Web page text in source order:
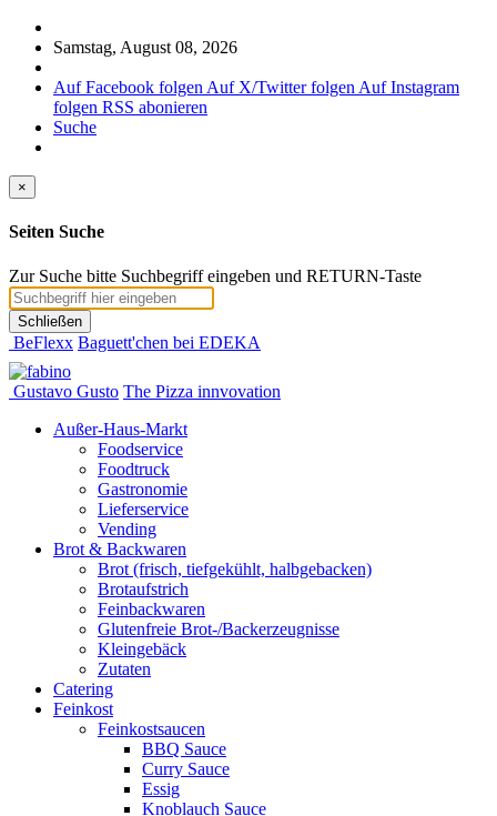
Samstag, August 08, 2026
Auf Facebook folgen Auf X/Twitter folgen Auf Instagram
folgen RSS abonieren
Suche
×
Seiten Suche
Zur Suche bitte Suchbegriff eingeben und RETURN-Taste
Schließen
BeFlexx Baguett'chen bei EDEKA
Gustavo Gusto The Pizza innvovation
Außer-Haus-Markt
Foodservice
Foodtruck
Gastronomie
Lieferservice
Vending
Brot & Backwaren
Brot (frisch, tiefgekühlt, halbgebacken)
Brotaufstrich
Feinbackwaren
Glutenfreie Brot-/Backerzeugnisse
Kleingebäck
Zutaten
Catering
Feinkost
Feinkostsaucen
BBQ Sauce
Curry Sauce
Essig
Knoblauch Sauce